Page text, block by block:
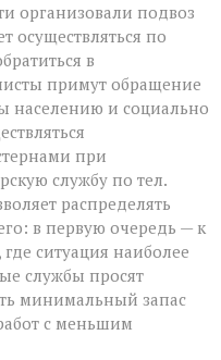
организовали подвоз
осуществляться по
в
примут обращение
населению и социально
при
службу по тел.
распределять
в первую очередь — к
ситуация наиболее
службы просят
минимальный запас
с меньшим